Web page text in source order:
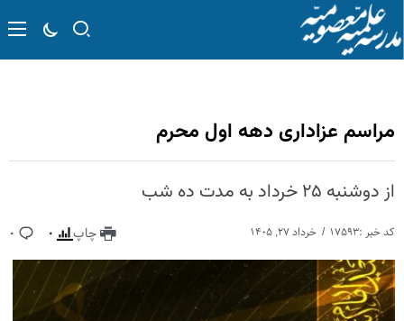
مراسم عزاداری دهه اول محرم
از دوشنبه ۲۵ خرداد به مدت ده شب
کد خبر :۱۷۵۹۳ خرداد ۲۷, ۱۴۰۵ چاپ ۰ ۰